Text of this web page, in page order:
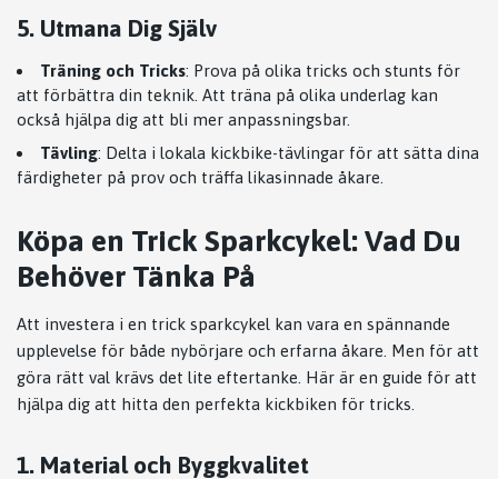
5. Utmana Dig Själv
Träning och Tricks: Prova på olika tricks och stunts för
att förbättra din teknik. Att träna på olika underlag kan
också hjälpa dig att bli mer anpassningsbar.
Tävling: Delta i lokala kickbike-tävlingar för att sätta dina
färdigheter på prov och träffa likasinnade åkare.
Köpa en Trick Sparkcykel: Vad Du
Behöver Tänka På
Att investera i en trick sparkcykel kan vara en spännande
upplevelse för både nybörjare och erfarna åkare. Men för att
göra rätt val krävs det lite eftertanke. Här är en guide för att
hjälpa dig att hitta den perfekta kickbiken för tricks.
1. Material och Byggkvalitet